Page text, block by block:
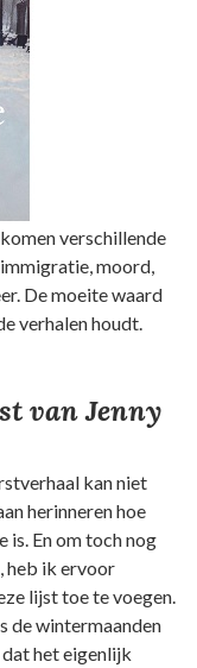
verschillende
moord,
De moeite waard
verhalen houdt.
van Jenny
kan niet
herinneren hoe
is. En om toch nog
heb ik ervoor
lijst toe te voegen.
de wintermaanden
het eigenlijk